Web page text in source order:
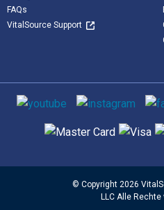
FAQs
VitalSource Support
Sozialen Medien
Unterstützte Zahlungsmethoden
© Copyright 2026
LLC Alle